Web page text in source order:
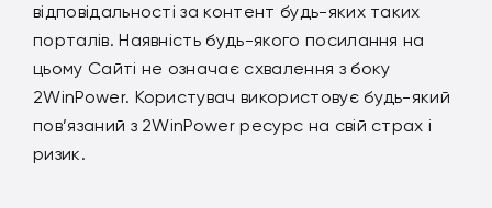
відповідальності за контент будь-яких таких
порталів. Наявність будь-якого посилання на
цьому Сайті не означає схвалення з боку
2WinPower. Користувач використовує будь-який
пов’язаний з 2WinPower ресурс на свій страх і
ризик.